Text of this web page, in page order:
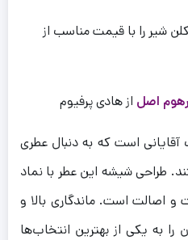
اصل از هادی پرفیوم
است که به دنبال عطری
طراحی شیشه این عطر با نماد
و اصالت است. ماندگاری بالا و
به یکی از بهترین انتخاب‌ها